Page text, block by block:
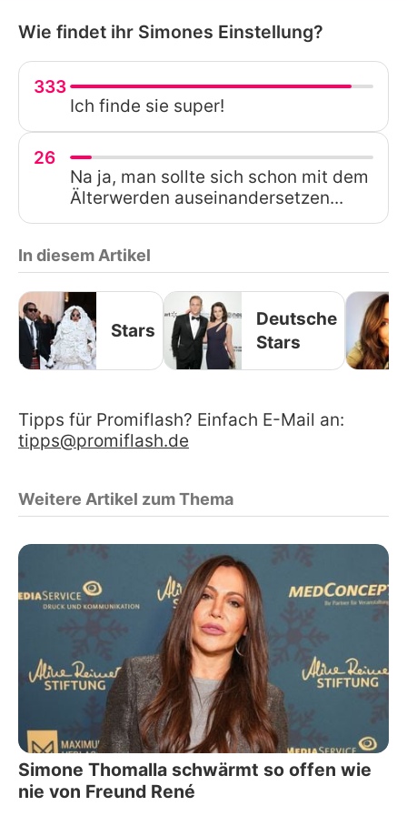
Wie findet ihr Simones Einstellung?
333
Ich finde sie super!
26
Na ja, man sollte sich schon mit dem
Älterwerden auseinandersetzen...
In diesem Artikel
Stars
Deutsche
Stars
Tipps für Promiflash? Einfach E-Mail an:
tipps@promiflash.de
Weitere Artikel zum Thema
Simone Thomalla schwärmt so offen wie
nie von Freund René